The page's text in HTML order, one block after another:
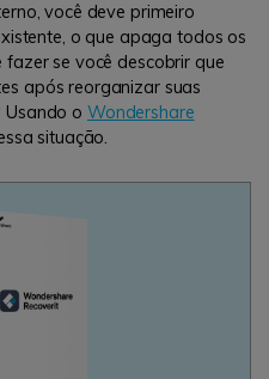
você deve primeiro
o que apaga todos os
se você descobrir que
após reorganizar suas
Usando o Wondershare
situação.